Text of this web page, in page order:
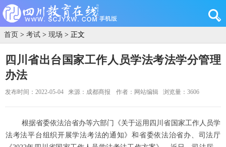
首页 > 考试 > 现场 > 正文
四川省出台国家工作人员学法考法学分管理
办法
发布时间：2022-05-04 来源：成都商报 作者：网站编辑 浏览量：3606
根据省委依法治省办等六部门《关于运用四川省国家工作人员学
法考法平台组织开展学法考法的通知》和省委依法治省办、司法厅